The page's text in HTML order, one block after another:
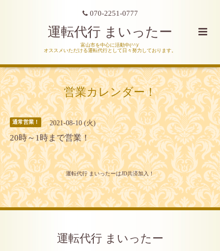
070-2251-0777
運転代行 まいったー
富山市を中心に活動中(^^)/
オススメいただける運転代行として日々努力しております。
営業カレンダー！
通常営業！ 2021-08-10 (火)
20時～1時まで営業！
運転代行 まいったーはJD共済加入！
運転代行 まいったー